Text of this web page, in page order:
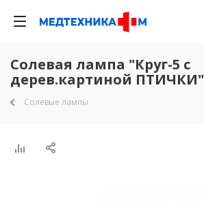
Солевая лампа "Круг-5 с
дерев.картиной ПТИЧКИ"
Солевые лампы